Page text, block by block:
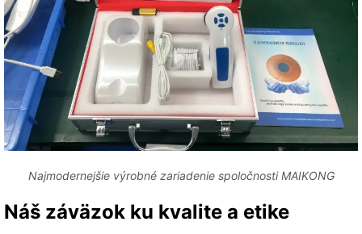
Najmodernejšie výrobné zariadenie spoločnosti MAIKONG
Náš záväzok ku kvalite a etike